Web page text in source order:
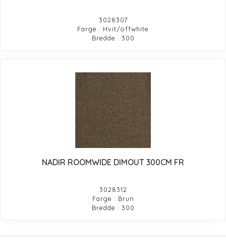
3028307
Farge : Hvit/offwhite
Bredde : 300
NADIR ROOMWIDE DIMOUT 300CM FR
3028312
Farge : Brun
Bredde : 300